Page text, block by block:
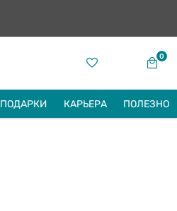
0
ПОДАРКИ КАРЬЕРА ПОЛЕЗНО